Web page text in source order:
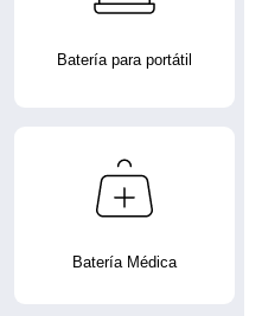
Batería para portátil
Batería Médica